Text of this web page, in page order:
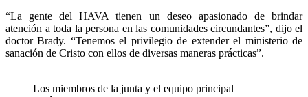
“La gente del HAVA tienen un deseo apasionado de brindar
atención a toda la persona en las comunidades circundantes”, dijo el
doctor Brady. “Tenemos el privilegio de extender el ministerio de
sanación de Cristo con ellos de diversas maneras prácticas”.
Los miembros de la junta y el equipo principal